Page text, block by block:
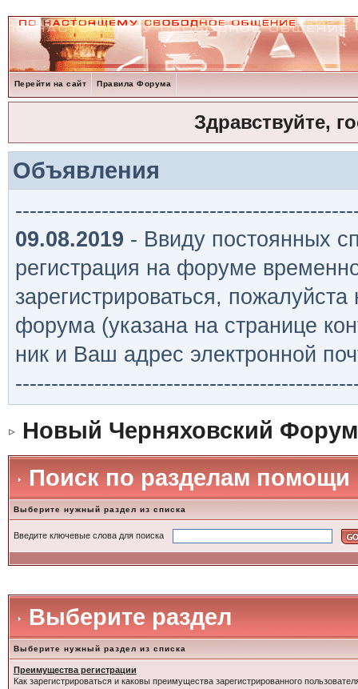
Перейти на сайт Правила Форума
Здравствуйте,
Объявления
09.08.2019 - Ввиду постоянных
регистрация на форуме
зарегистрироваться,
форума (указана на странице
ник и Ваш адрес электронной
Новый Черняховский Форум
Поиск по разделам помощи
Выберите нужный раздел из списка
Введите ключевые слова для поиска
Выберите раздел
Выберите нужный раздел из списка
Преимущества регистрации
Как зарегистрироваться и каковы преимущества зарегистрированного